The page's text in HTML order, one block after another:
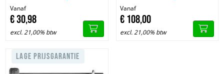
uitvoering
Vanaf
€30,98
excl. 21,00% btw
200 cm hoog
Vanaf
€108,00
excl. 21,00% btw
LAGE PRIJSGARANTIE